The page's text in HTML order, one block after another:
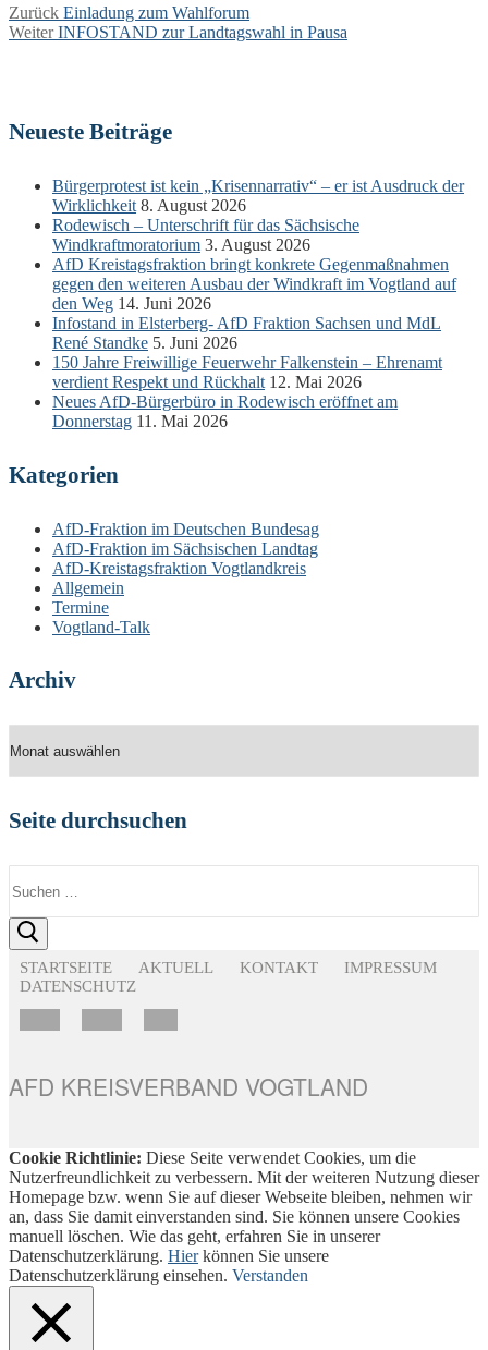
Beitragsnavigation
Zurück Vorheriger
Beitrag:
Einladung zum Wahlforum
Weiter Nächster
INFOSTAND zur Landtagswahl in Pausa
Neueste Beiträge
Bürgerprotest ist kein „Krisennarrativ“ – er ist Ausdruck der
Wirklichkeit 8. August 2026
Rodewisch – Unterschrift für das Sächsische
Windkraftmoratorium 3. August 2026
AfD Kreistagsfraktion bringt konkrete Gegenmaßnahmen
gegen den weiteren Ausbau der Windkraft im Vogtland auf
den Weg 14. Juni 2026
Infostand in Elsterberg- AfD Fraktion Sachsen und MdL
René Standke 5. Juni 2026
150 Jahre Freiwillige Feuerwehr Falkenstein – Ehrenamt
verdient Respekt und Rückhalt 12. Mai 2026
Neues AfD-Bürgerbüro in Rodewisch eröffnet am
Donnerstag 11. Mai 2026
Kategorien
AfD-Fraktion im Deutschen Bundesag
AfD-Fraktion im Sächsischen Landtag
AfD-Kreistagsfraktion Vogtlandkreis
Allgemein
Termine
Vogtland-Talk
Archiv
Seite durchsuchen
nach:
STARTSEITE AKTUELL KONTAKT
IMPRESSUM
DATENSCHUTZ
AFD KREISVERBAND VOGTLAND
Cookie Richtlinie: Diese Seite verwendet Cookies, um die
Nutzerfreundlichkeit zu verbessern. Mit der weiteren Nutzung dieser
Homepage bzw. wenn Sie auf dieser Webseite bleiben, nehmen wir
an, dass Sie damit einverstanden sind. Sie können unsere Cookies
manuell löschen. Wie das geht, erfahren Sie in unserer
Datenschutzerklärung. Hierkönnen Sie unsere
Datenschutzerklärung einsehen. Verstanden